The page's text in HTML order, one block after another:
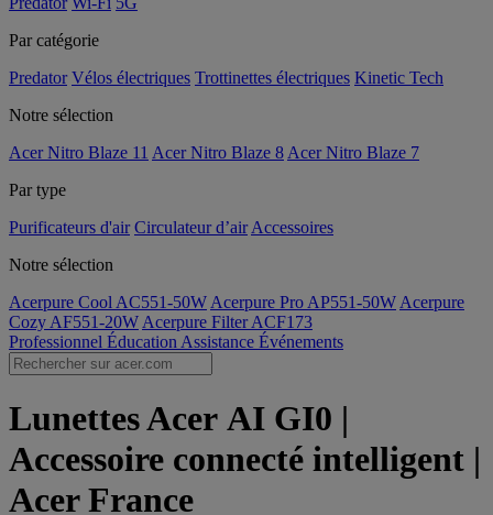
Par catégorie
Predator Vélos électriques Trottinettes électriques Kinetic Tech
Notre sélection
Acer Nitro Blaze 11 Acer Nitro Blaze 8 Acer Nitro Blaze 7
Par type
Purificateurs d'air Circulateur d’air Accessoires
Notre sélection
Acerpure Cool AC551-50W Acerpure Pro AP551-50W Acerpure
Cozy AF551-20W Acerpure Filter ACF173
Professionnel Éducation Assistance Événements
Lunettes Acer AI GI0 |
Accessoire connecté intelligent |
Acer France